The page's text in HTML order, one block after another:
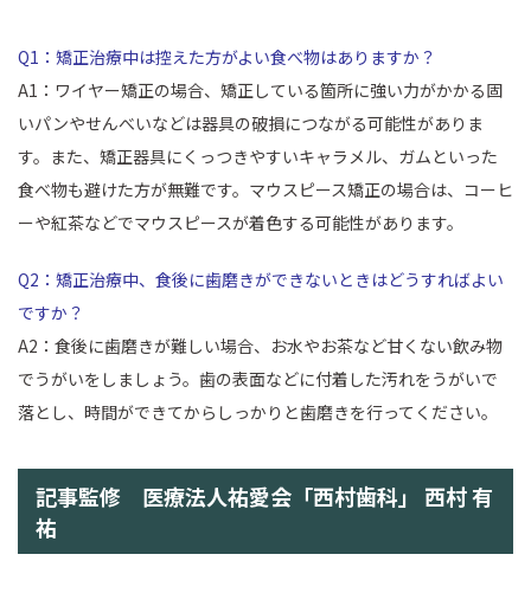
Q1：矯正治療中は控えた方がよい食べ物はありますか？
A1：ワイヤー矯正の場合、矯正している箇所に強い力がかかる固
いパンやせんべいなどは器具の破損につながる可能性がありま
す。また、矯正器具にくっつきやすいキャラメル、ガムといった
食べ物も避けた方が無難です。マウスピース矯正の場合は、コーヒ
ーや紅茶などでマウスピースが着色する可能性があります。
Q2：矯正治療中、食後に歯磨きができないときはどうすればよい
ですか？
A2：食後に歯磨きが難しい場合、お水やお茶など甘くない飲み物
でうがいをしましょう。歯の表面などに付着した汚れをうがいで
落とし、時間ができてからしっかりと歯磨きを行ってください。
記事監修 医療法人祐愛会「西村歯科」 西村 有
祐